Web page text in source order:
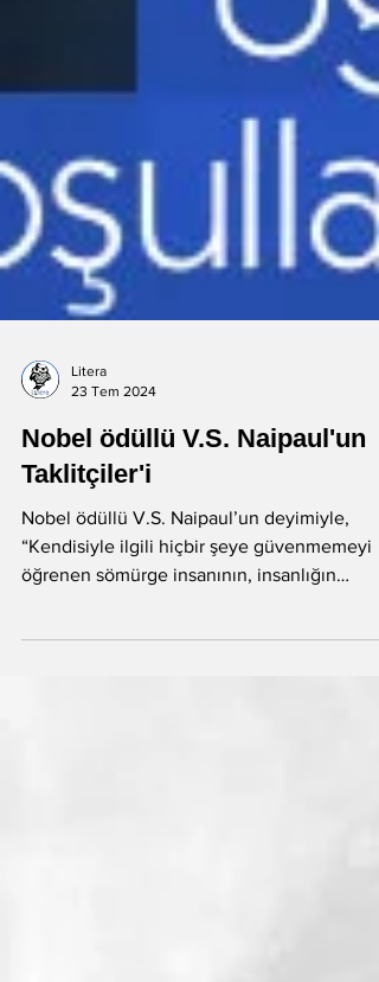
Litera
23 Tem 2024
Nobel ödüllü V.S. Naipaul'un
Taklitçiler'i
Nobel ödüllü V.S. Naipaul’un deyimiyle,
öğrenen sömürge insanının, insanlığın